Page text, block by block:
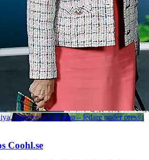
Starmer och Trump – ledare under press i
Coohl.se